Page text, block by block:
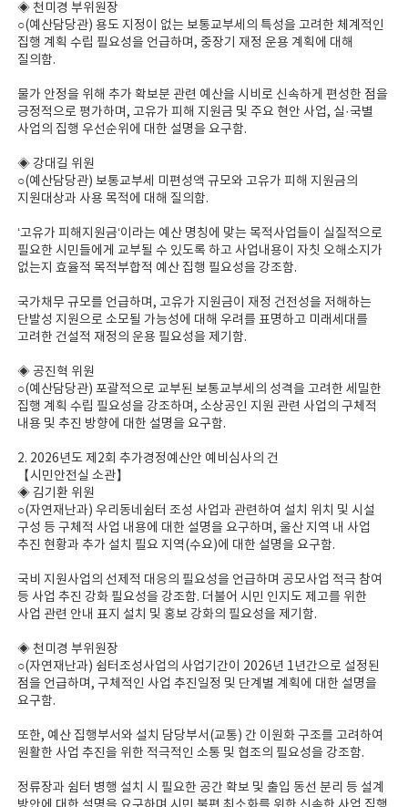
◈ 천미경 부위원장
○(예산담당관) 용도 지정이 없는 보통교부세의 특성을 고려한 체계적인
집행 계획 수립 필요성을 언급하며, 중장기 재정 운용 계획에 대해
질의함.
물가 안정을 위해 추가 확보분 관련 예산을 시비로 신속하게 편성한 점을
긍정적으로 평가하며, 고유가 피해 지원금 및 주요 현안 사업, 실·국별
사업의 집행 우선순위에 대한 설명을 요구함.
◈ 강대길 위원
○(예산담당관) 보통교부세 미편성액 규모와 고유가 피해 지원금의
지원대상과 사용 목적에 대해 질의함.
‘고유가 피해지원금‘이라는 예산 명칭에 맞는 목적사업들이 실질적으로
필요한 시민들에게 교부될 수 있도록 하고 사업내용이 자칫 오해소지가
없는지 효율적 목적부합적 예산 집행 필요성을 강조함.
국가채무 규모를 언급하며, 고유가 지원금이 재정 건전성을 저해하는
단발성 지원으로 소모될 가능성에 대해 우려를 표명하고 미래세대를
고려한 건설적 재정의 운용 필요성을 제기함.
◈ 공진혁 위원
○(예산담당관) 포괄적으로 교부된 보통교부세의 성격을 고려한 세밀한
집행 계획 수립 필요성을 강조하며, 소상공인 지원 관련 사업의 구체적
내용 및 추진 방향에 대한 설명을 요구함.
2. 2026년도 제2회 추가경정예산안 예비심사의 건
【시민안전실 소관】
◈ 김기환 위원
○(자연재난과) 우리동네쉼터 조성 사업과 관련하여 설치 위치 및 시설
구성 등 구체적 사업 내용에 대한 설명을 요구하며, 울산 지역 내 사업
추진 현황과 추가 설치 필요 지역(수요)에 대한 설명을 요구함.
국비 지원사업의 선제적 대응의 필요성을 언급하며 공모사업 적극 참여
등 사업 추진 강화 필요성을 강조함. 더불어 시민 인지도 제고를 위한
사업 관련 안내 표지 설치 및 홍보 강화의 필요성을 제기함.
◈ 천미경 부위원장
○(자연재난과) 쉼터조성사업의 사업기간이 2026년 1년간으로 설정된
점을 언급하며, 구체적인 사업 추진일정 및 단계별 계획에 대한 설명을
요구함.
또한, 예산 집행부서와 설치 담당부서(교통) 간 이원화 구조를 고려하여
원활한 사업 추진을 위한 적극적인 소통 및 협조의 필요성을 강조함.
정류장과 쉼터 병행 설치 시 필요한 공간 확보 및 출입 동선 분리 등 설계